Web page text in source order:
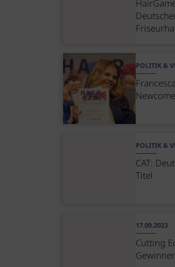
POLITIK &
POLITIK &
CAT:
Titel
17.09.2023
Cutting